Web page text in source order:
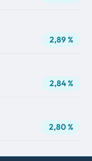
2,89 %
2,84 %
2,80 %